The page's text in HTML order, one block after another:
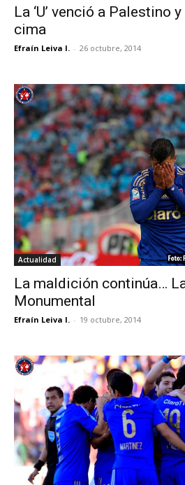
La ‘U’ venció a Palestino
cima
Efraín Leiva I. - 26 octubre, 2014
Actualidad
La maldición continúa… La
Monumental
Efraín Leiva I. - 19 octubre, 2014